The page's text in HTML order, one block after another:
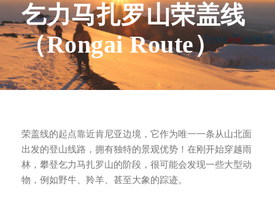
乞力马扎罗山荣盖线
（Rongai Route）
荣盖线的起点靠近肯尼亚边境，它作为唯一一条从山北面
出发的登山线路，拥有独特的景观优势！在刚开始穿越雨
林，攀登乞力马扎罗山的阶段，很可能会发现一些大型动
物，例如野牛、羚羊、甚至大象的踪迹。